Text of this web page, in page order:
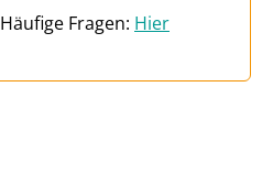
Fragen: Hier